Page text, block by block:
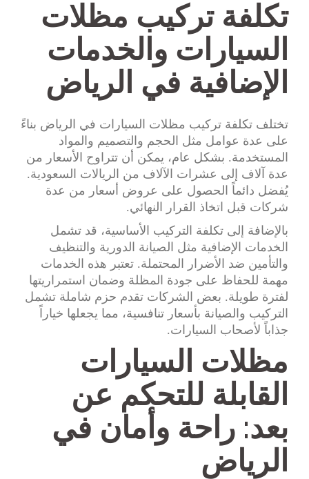
تكلفة تركيب مظلات
السيارات والخدمات
الإضافية في الرياض
تختلف تكلفة تركيب مظلات السيارات في الرياض بناءً
على عدة عوامل مثل الحجم والتصميم والمواد
المستخدمة. بشكل عام، يمكن أن تتراوح الأسعار من
عدة آلاف إلى عشرات الآلاف من الريالات السعودية.
يُفضل دائماً الحصول على عروض أسعار من عدة
شركات قبل اتخاذ القرار النهائي.
بالإضافة إلى تكلفة التركيب الأساسية، قد تشمل
الخدمات الإضافية مثل الصيانة الدورية والتنظيف
والتأمين ضد الأضرار المحتملة. تعتبر هذه الخدمات
مهمة للحفاظ على جودة المظلة وضمان استمراريتها
لفترة طويلة. بعض الشركات تقدم حزم شاملة تشمل
التركيب والصيانة بأسعار تنافسية، مما يجعلها خياراً
جذاباً لأصحاب السيارات.
مظلات السيارات
القابلة للتحكم عن
بعد: راحة وأمان في
الرياض